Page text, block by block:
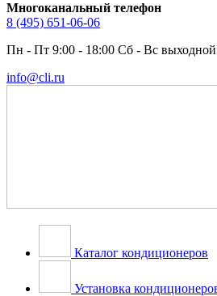
Многоканальный телефон
8 (495) 651-06-06
Пн - Пт 9:00 - 18:00 Сб - Вс выходной
info@cli.ru
Каталог кондиционеров
Установка